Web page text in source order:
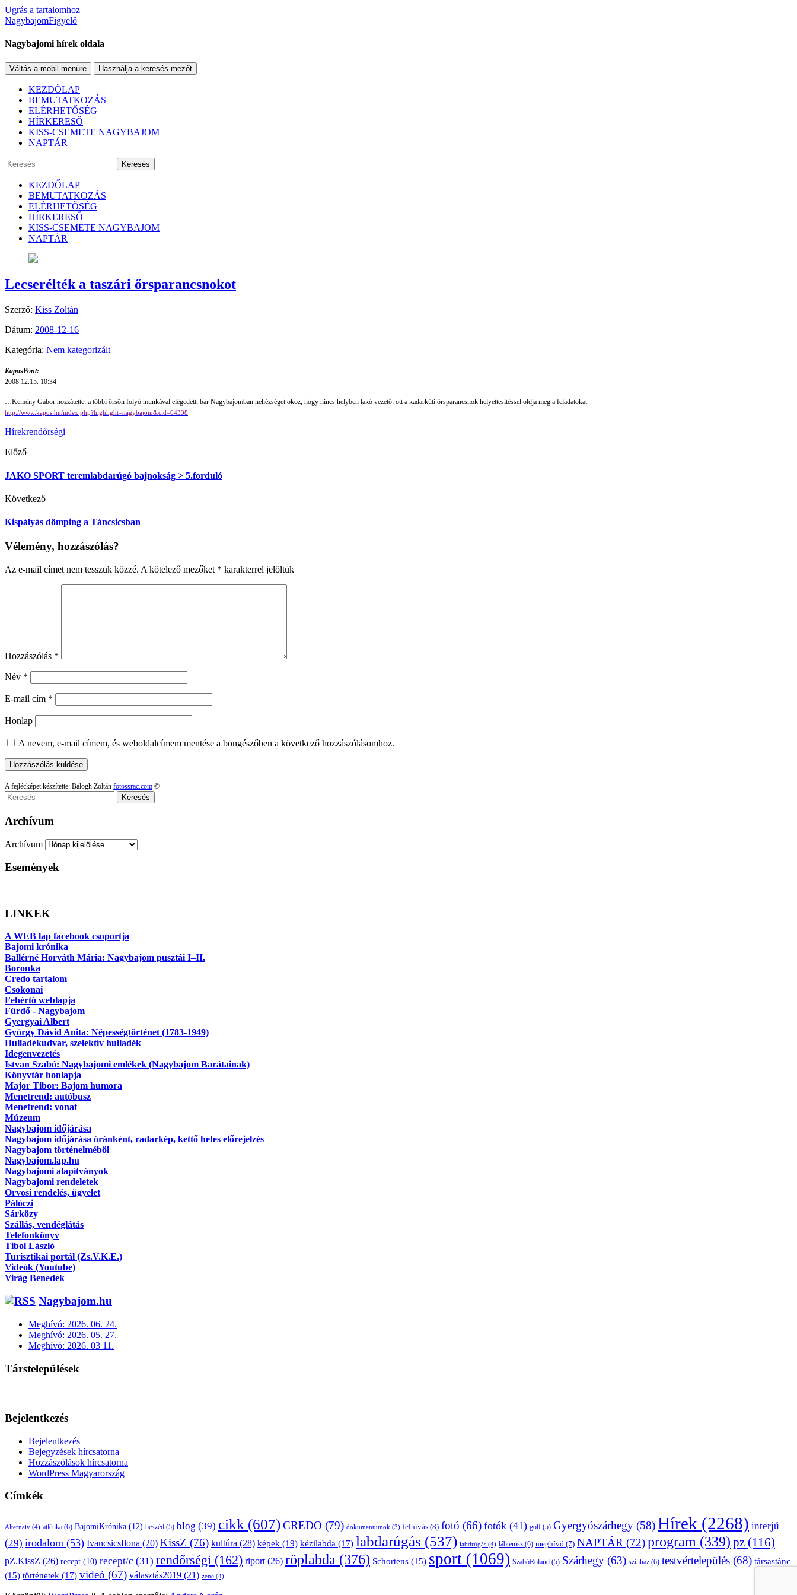
Ugrás a tartalomhoz
NagybajomFigyelő
Nagybajomi hírek oldala
Váltás a mobil menüre Használja a keresés mezőt
KEZDŐLAP
BEMUTATKOZÁS
ELÉRHETŐSÉG
HÍRKERESŐ
KISS-CSEMETE NAGYBAJOM
NAPTÁR
Keresés
KEZDŐLAP
BEMUTATKOZÁS
ELÉRHETŐSÉG
HÍRKERESŐ
KISS-CSEMETE NAGYBAJOM
NAPTÁR
Lecserélték a taszári őrsparancsnokot
Szerző: Kiss Zoltán
Dátum: 2008-12-16
Kategória: Nem kategorizált
KaposPont:
2008.12.15. 10:34
…Kemény Gábor hozzátette: a többi őrsön folyó munkával elégedett, bár Nagybajomban nehézséget okoz, hogy nincs helyben lakó vezető: ott a kadarkúti őrsparancsnok helyettesítéssel oldja meg a feladatokat.
http://www.kapos.hu/index.php?highlight=nagybajom&cid=64338
Hírekrendőrségi
Előző
JAKO SPORT teremlabdarúgó bajnokság > 5.forduló
Következő
Kispályás dömping a Táncsicsban
Vélemény, hozzászólás?
Az e-mail címet nem tesszük közzé. A kötelező mezőket * karakterrel jelöltük
Hozzászólás *
Név *
E-mail cím *
Honlap
A nevem, e-mail címem, és weboldalcímem mentése a böngészőben a következő hozzászólásomhoz.
A fejlécképet készítette: Balogh Zoltán fotossrac.com ©
Keresés
Archívum
Archívum
Események
LINKEK
A WEB lap facebook csoportja
Bajomi krónika
Ballérné Horváth Mária: Nagybajom pusztái I–II.
Boronka
Credo tartalom
Csokonai
Fehértó weblapja
Fürdő - Nagybajom
Gyergyai Albert
György Dávid Anita: Népességtörténet (1783-1949)
Hulladékudvar, szelektív hulladék
Idegenvezetés
Istvan Szabó: Nagybajomi emlékek (Nagybajom Barátainak)
Könyvtár honlapja
Major Tibor: Bajom humora
Menetrend: autóbusz
Menetrend: vonat
Múzeum
Nagybajom időjárása
Nagybajom időjárása óránként, radarkép, kettő hetes előrejelzés
Nagybajom történelméből
Nagybajom.lap.hu
Nagybajomi alapítványok
Nagybajomi rendeletek
Orvosi rendelés, ügyelet
Pálóczi
Sárközy
Szállás, vendéglátás
Telefonkönyv
Tibol László
Turisztikai portál (Zs.V.K.E.)
Videók (Youtube)
Virág Benedek
Nagybajom.hu
Meghívó: 2026. 06. 24.
Meghívó: 2026. 05. 27.
Meghívó: 2026. 03 11.
Társtelepülések
Bejelentkezés
Bejelentkezés
Bejegyzések hírcsatorna
Hozzászólások hírcsatorna
WordPress Magyarország
Címkék
Alternaiv (4) atlétika (6) BajomiKrónika (12) beszéd (5) blog (39) cikk (607)CREDO (79) dokumentumok (3) felhívás (8) fotó (66) fotók (41) golf (5) Gyergyószárhegy (58)Hírek (2268) interjú
(29) irodalom (53) IvancsicsIlona (20) KissZ (76) kultúra (28) képek (19) kézilabda (17) labdarúgás (537) labdrúgás (4) lábtenisz (6) meghívó (7) NAPTÁR (72)program (339) pz (116)
pZ.KissZ (26) recept (10) recept/c (31) rendőrségi (162) riport(26) röplabda (376) Schortens (15) sport (1069) SzabóRoland (5) Szárhegy (63) színház (6) testvértelepülés (68) társastánc
(15) történetek (17) videó (67) választás2019 (21) zene (4)